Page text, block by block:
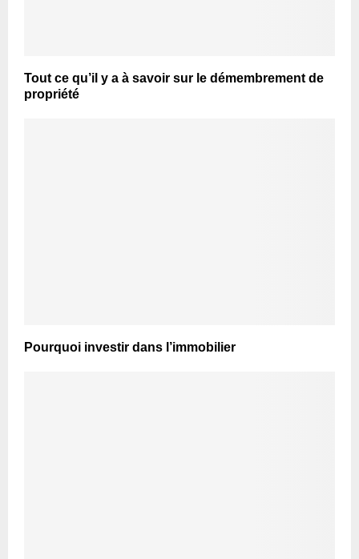
Tout ce qu’il y a à savoir sur le démembrement de
propriété
Pourquoi investir dans l’immobilier